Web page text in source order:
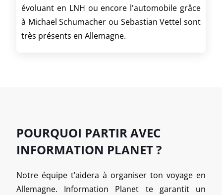
évoluant en LNH ou encore l'automobile grâce
à Michael Schumacher ou Sebastian Vettel sont
très présents en Allemagne.
POURQUOI PARTIR AVEC
INFORMATION PLANET ?
Notre équipe t’aidera à organiser ton voyage en
Allemagne. Information Planet te garantit un